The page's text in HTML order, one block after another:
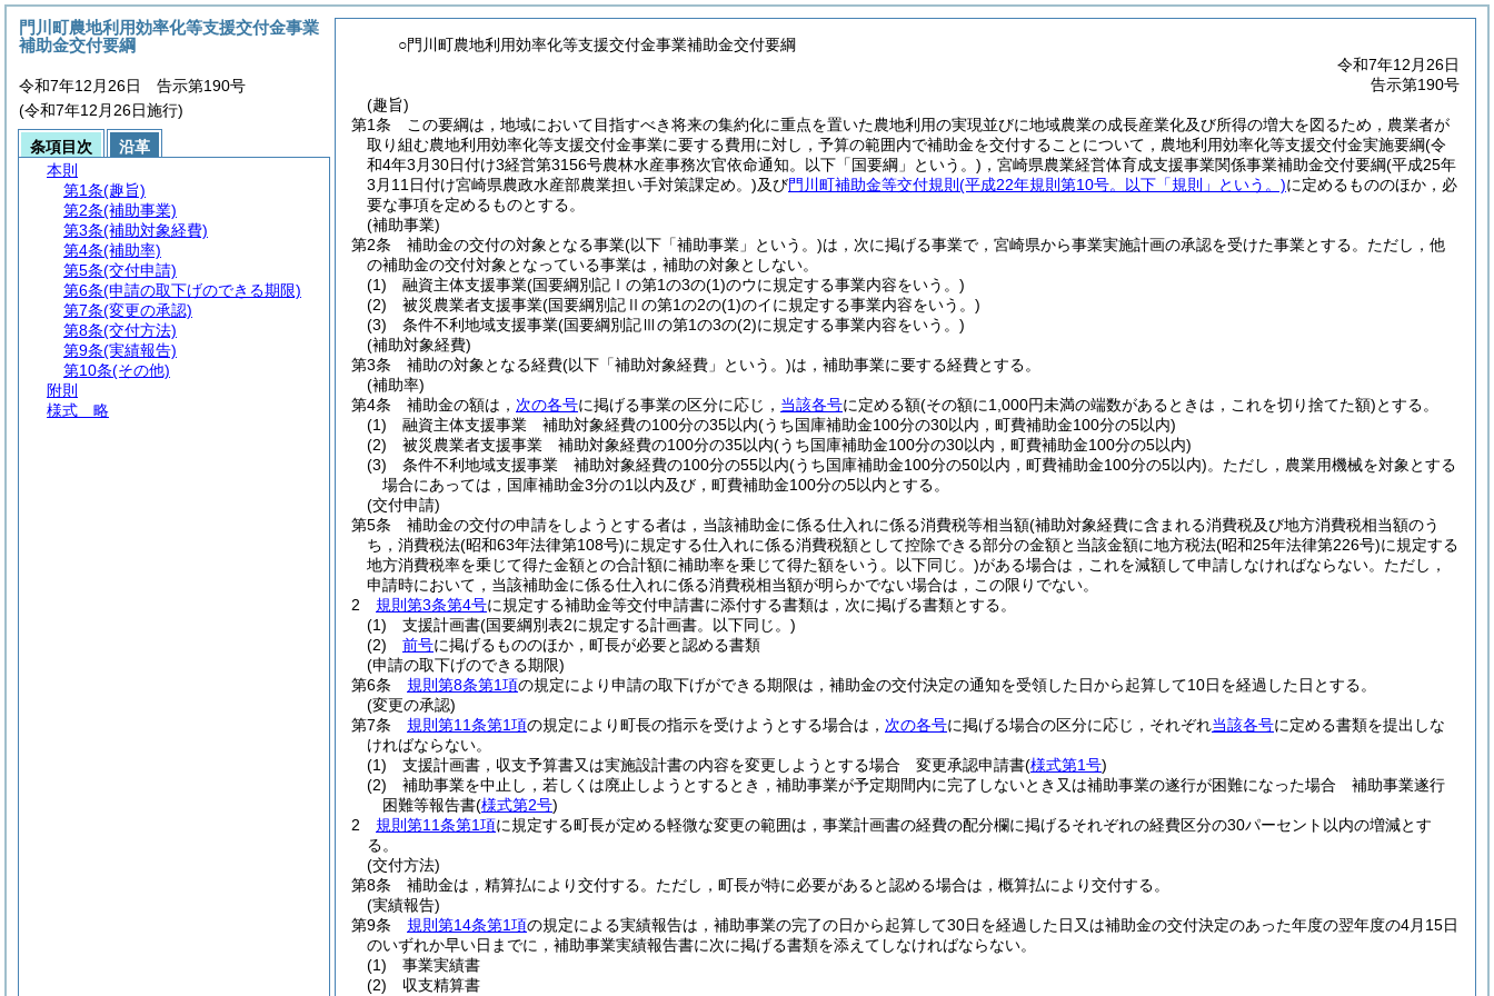
○門川町農地利用効率化等支援交付金事業補助金交付要綱
令和7年12月26日
告示第190号
(趣旨)
第1条
この要綱は，地域において目指すべき将来の集約化に重点を置いた農地利用の実現並びに地域農業の成長産業化及び所得の増大を図るため，農業者が
取り組む農地利用効率化等支援交付金事業に要する費用に対し，予算の範囲内で補助金を交付することについて，農地利用効率化等支援交付金実施要綱(令
和4年3月30日付け3経営第3156号農林水産事務次官依命通知。以下「国要綱」という。) ，宮崎県農業経営体育成支援事業関係事業補助金交付要綱(平成25年
3月11日付け宮崎県農政水産部農業担い手対策課定め。)及び門川町補助金等交付規則 (平成22年規則第10号。以下「規則」という。)に定めるもののほか，必
要な事項を定めるものとする。
(補助事業)
第2条
補助金の交付の対象となる事業(以下「補助事業」という。)は，次に掲げる事業で，宮崎県から事業実施計画の承認を受けた事業とする。 ただし，他
の補助金の交付対象となっている事業は，補助の対象としない。
(1)
融資主体支援事業(国要綱別記Ⅰの第1の3の(1)のウに規定する事業内容をいう。)
(2)
被災農業者支援事業(国要綱別記Ⅱの第1の2の(1)のイに規定する事業内容をいう。)
(3)
条件不利地域支援事業(国要綱別記Ⅲの第1の3の(2)に規定する事業内容をいう。)
(補助対象経費)
第3条
補助の対象となる経費(以下「補助対象経費」という。)は，補助事業に要する経費とする。
(補助率)
第4条
補助金の額は， 次の各号に掲げる事業の区分に応じ， 当該各号に定める額(その額に1,000円未満の端数があるときは，これを切り捨てた額)とする。
(1)
融資主体支援事業 補助対象経費の100分の35以内(うち国庫補助金100分の30以内，町費補助金100分の5以内)
(2)
被災農業者支援事業 補助対象経費の100分の35以内(うち国庫補助金100分の30以内，町費補助金100分の5以内)
(3)
条件不利地域支援事業 補助対象経費の100分の55以内(うち国庫補助金100分の50以内，町費補助金100分の5以内)。 ただし，農業用機械を対象とする
場合にあっては，国庫補助金3分の1以内及び，町費補助金100分の5以内とする。
(交付申請)
第5条
補助金の交付の申請をしようとする者は，当該補助金に係る仕入れに係る消費税等相当額(補助対象経費に含まれる消費税及び地方消費税相当額のう
ち，消費税法(昭和63年法律第108号)に規定する仕入れに係る消費税額として控除できる部分の金額と当該金額に地方税法(昭和25年法律第226号)に規定する
地方消費税率を乗じて得た金額との合計額に補助率を乗じて得た額をいう。以下同じ。)がある場合は，これを減額して申請しなければならない。 ただし，
申請時において，当該補助金に係る仕入れに係る消費税相当額が明らかでない場合は，この限りでない。
2
規則第3条第4号に規定する補助金等交付申請書に添付する書類は，次に掲げる書類とする。
(1)
支援計画書(国要綱別表2に規定する計画書。以下同じ。)
(2)
前号に掲げるもののほか，町長が必要と認める書類
(申請の取下げのできる期限)
第6条
規則第8条第1項の規定により申請の取下げができる期限は，補助金の交付決定の通知を受領した日から起算して10日を経過した日とする。
(変更の承認)
第7条
規則第11条第1項の規定により町長の指示を受けようとする場合は， 次の各号に掲げる場合の区分に応じ，それぞれ当該各号に定める書類を提出しな
ければならない。
(1)
支援計画書，収支予算書又は実施設計書の内容を変更しようとする場合 変更承認申請書(様式第1号)
(2)
補助事業を中止し，若しくは廃止しようとするとき，補助事業が予定期間内に完了しないとき又は補助事業の遂行が困難になった場合 補助事業遂行
困難等報告書(様式第2号)
2
規則第11条第1項に規定する町長が定める軽微な変更の範囲は，事業計画書の経費の配分欄に掲げるそれぞれの経費区分の30パーセント以内の増減とす
る。
(交付方法)
第8条
補助金は，精算払により交付する。 ただし，町長が特に必要があると認める場合は，概算払により交付する。
(実績報告)
第9条
規則第14条第1項の規定による実績報告は，補助事業の完了の日から起算して30日を経過した日又は補助金の交付決定のあった年度の翌年度の4月15日
のいずれか早い日までに，補助事業実績報告書に次に掲げる書類を添えてしなければならない。
(1)
事業実績書
(2)
収支精算書
門川町農地利用効率化等支援交付金事業
補助金交付要綱
令和7年12月26日 告示第190号
(令和7年12月26日施行)
条項目次
沿革
本則
第1条(趣旨)
第2条(補助事業)
第3条(補助対象経費)
第4条(補助率)
第5条(交付申請)
第6条(申請の取下げのできる期限)
第7条(変更の承認)
第8条(交付方法)
第9条(実績報告)
第10条(その他)
附則
様式 略